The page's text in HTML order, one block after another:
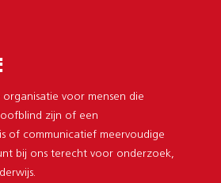
organisatie voor mensen die
zijn of een
of communicatief meervoudige
bij ons terecht voor onderzoek,